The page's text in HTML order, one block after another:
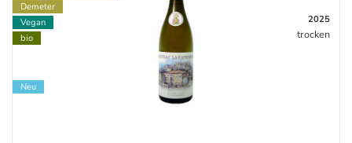
Demeter
Vegan
bio
Neu
2025
trocken